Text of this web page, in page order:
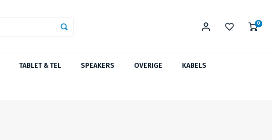
0
TABLET & TEL SPEAKERS OVERIGE KABELS